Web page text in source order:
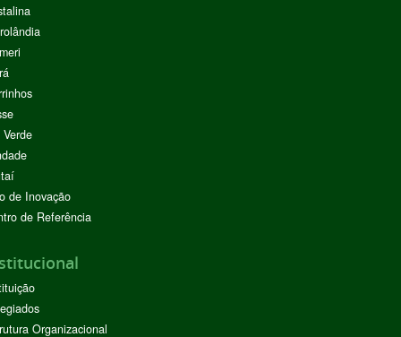
de Inovação
de Referência
Organizacional